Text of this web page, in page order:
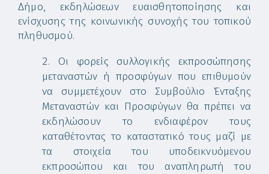
Δήμο, εκδηλώσεων ευαισθητοποίησης και
ενίσχυσης της κοινωνικής συνοχής του τοπικού
πληθυσμού.
Οι φορείς συλλογικής εκπροσώπησης
μεταναστών ή προσφύγων που επιθυμούν
να συμμετέχουν στο Συμβούλιο Ένταξης
Μεταναστών και Προσφύγων θα πρέπει να
εκδηλώσουν το ενδιαφέρον τους
καταθέτοντας το καταστατικό τους μαζί με
τα στοιχεία του υποδεικνυόμενου
εκπροσώπου και του αναπληρωτή του